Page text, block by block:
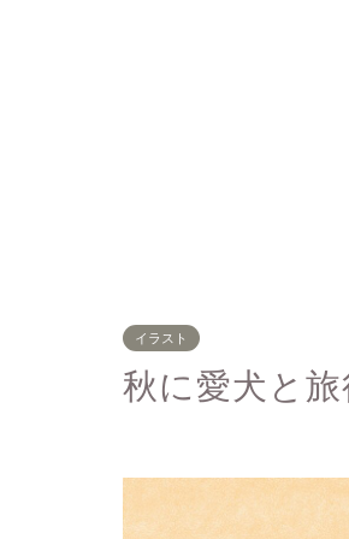
イラスト
秋に愛犬と旅